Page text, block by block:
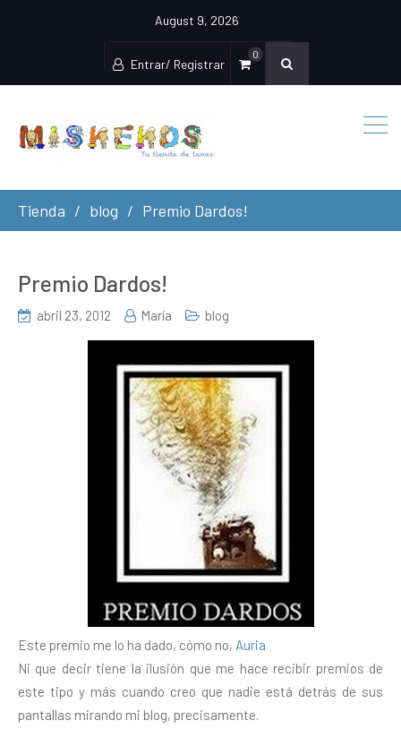
August 9, 2026
Entrar/ Registrar
0
Tienda blog Premio Dardos!
Premio Dardos!
abril 23, 2012 María blog
Este premio me lo ha dado, cómo no, Auria
Ni que decir tiene la ilusión que me hace recibir premios de
este tipo y más cuando creo que nadie está detrás de sus
pantallas mirando mi blog, precisamente.